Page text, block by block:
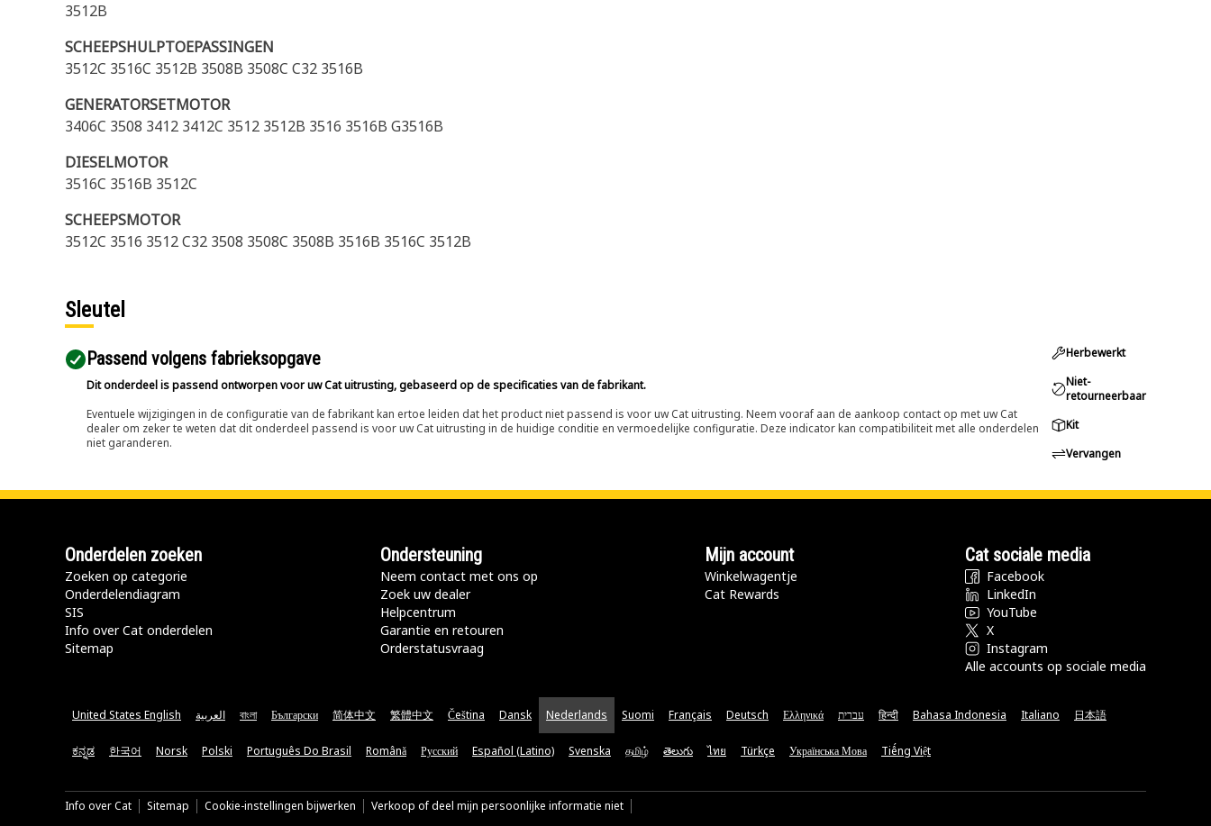
3512B
SCHEEPSHULPTOEPASSINGEN
3512C 3516C 3512B 3508B 3508C C32 3516B
GENERATORSETMOTOR
3406C 3508 3412 3412C 3512 3512B 3516 3516B G3516B
DIESELMOTOR
3516C 3516B 3512C
SCHEEPSMOTOR
3512C 3516 3512 C32 3508 3508C 3508B 3516B 3516C 3512B
Sleutel
Passend volgens fabrieksopgave
Dit onderdeel is passend ontworpen voor uw Cat uitrusting, gebaseerd op de specificaties van de fabrikant.
Eventuele wijzigingen in de configuratie van de fabrikant kan ertoe leiden dat het product niet passend is voor uw Cat uitrusting. Neem vooraf aan de aankoop contact op met uw Cat
dealer om zeker te weten dat dit onderdeel passend is voor uw Cat uitrusting in de huidige conditie en vermoedelijke configuratie. Deze indicator kan compatibiliteit met alle onderdelen
niet garanderen.
Herbewerkt
Niet-
retourneerbaar
Kit
Vervangen
Onderdelen zoeken
Zoeken op categorie
Onderdelendiagram
SIS
Info over Cat onderdelen
Sitemap
Ondersteuning
Neem contact met ons op
Zoek uw dealer
Helpcentrum
Garantie en retouren
Orderstatusvraag
Mijn account
Winkelwagentje
Cat Rewards
Cat sociale media
Facebook
LinkedIn
YouTube
X
Instagram
Alle accounts op sociale media
United States English العربية বাংলা Български 简体中文 繁體中文 Čeština Dansk Nederlands Suomi Français Deutsch Ελληνικά עברית हिन्दी Bahasa Indonesia Italiano 日本語
ಕನ್ನಡ 한국어 Norsk Polski Português Do Brasil Română Русский Español (Latino) Svenska தமிழ் తెలుగు ไทย Türkçe Українська Мова Tiếng Việt
Info over Cat Sitemap Cookie-instellingen bijwerken Verkoop of deel mijn persoonlijke informatie niet